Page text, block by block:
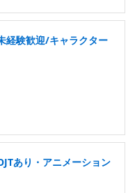
経験歓迎/キャラクター
あり・アニメーション